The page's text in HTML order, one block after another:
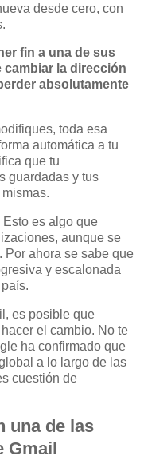
desde cero, con
fin a una de sus
cambiar la dirección
absolutamente
toda esa
automática a tu
que tu
guardadas y tus
es algo que
aunque se
Por ahora se sabe que
y escalonada
es posible que
el cambio. No te
ha confirmado que
a lo largo de las
cuestión de
una de las
Gmail